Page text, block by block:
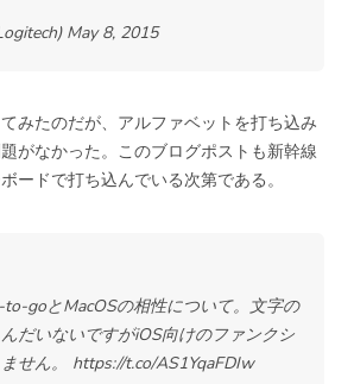
May 8, 2015
みたのだが、アルファベットを打ち込み
がなかった。このブログポストも新幹線
ードで打ち込んでいる次第である。
goとMacOSの相性について。文字の
だいないですがiOS向けのファンクシ
せん。 https://t.co/AS1YqaFDIw